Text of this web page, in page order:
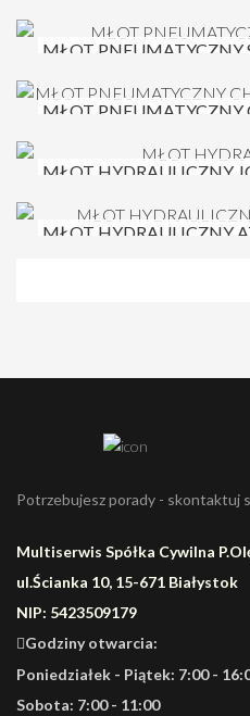
MŁOT PNEUMATYCZNY
MŁOT
MŁOT HYDRAULICZNY
MŁOT HYDRAULICZNY
Potrzebujesz porady - skontaktuj
Multiserwis Spółka Cywilna
ul.Ścianka 10, 15-671 Białystok
NIP: 5423509179
Godziny otwarcia:
Poniedziałek - Piątek: 7:00 -
Sobota: 7:00 - 11:00